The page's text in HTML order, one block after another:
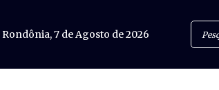
Rondônia, 7 de Agosto de 2026